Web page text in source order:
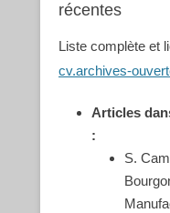
récentes
Liste complète et
cv.archives-
Articles
:
S.